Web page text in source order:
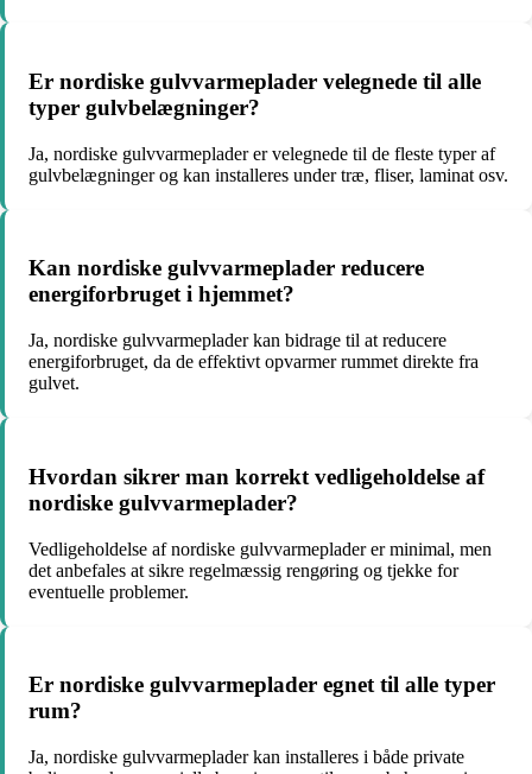
Er nordiske gulvvarmeplader velegnede til alle
typer gulvbelægninger?
Ja, nordiske gulvvarmeplader er velegnede til de fleste typer af
gulvbelægninger og kan installeres under træ, fliser, laminat osv.
Kan nordiske gulvvarmeplader reducere
energiforbruget i hjemmet?
Ja, nordiske gulvvarmeplader kan bidrage til at reducere
energiforbruget, da de effektivt opvarmer rummet direkte fra
gulvet.
Hvordan sikrer man korrekt vedligeholdelse af
nordiske gulvvarmeplader?
Vedligeholdelse af nordiske gulvvarmeplader er minimal, men
det anbefales at sikre regelmæssig rengøring og tjekke for
eventuelle problemer.
Er nordiske gulvvarmeplader egnet til alle typer
rum?
Ja, nordiske gulvvarmeplader kan installeres i både private